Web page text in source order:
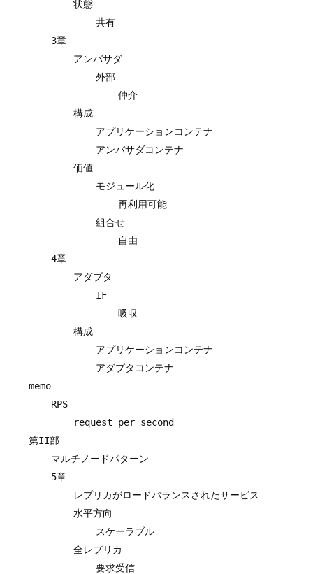
            状態
                共有
        3章
            アンバサダ
                外部
                    仲介
            構成
                アプリケーションコンテナ
                アンバサダコンテナ
            価値
                モジュール化
                    再利用可能
                組合せ
                    自由
        4章
            アダプタ
                IF
                    吸収
            構成
                アプリケーションコンテナ
                アダプタコンテナ
    memo
        RPS
            request per second
    第II部
        マルチノードパターン
        5章
            レプリカがロードバランスされたサービス
            水平方向
                スケーラブル
            全レプリカ
                要求受信